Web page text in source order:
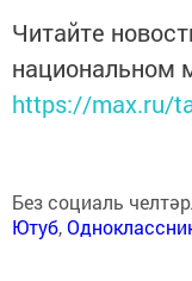
Читайте
национальном
https://max.ru/
Без социаль
Ютуб,